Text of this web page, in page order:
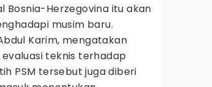
Bosnia-Herzegovina itu akan
musim baru.
Karim, mengatakan
teknis terhadap
PSM tersebut juga diberi